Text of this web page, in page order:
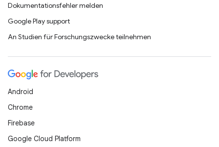
Dokumentationsfehler melden
Google Play support
An Studien für Forschungszwecke teilnehmen
Android
Chrome
Firebase
Google Cloud Platform